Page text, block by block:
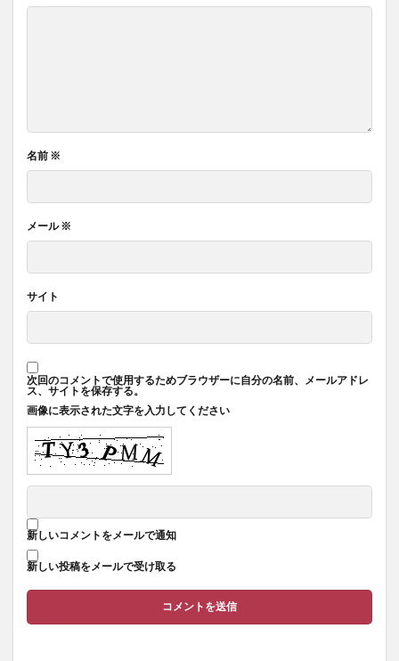
名前 ※
メール※
サイト
次回のコメントで使用するためブラウザーに自分の名前、メールアドレ
ス、サイトを保存する。
画像に表示された文字を入力してください
新しいコメントをメールで通知
新しい投稿をメールで受け取る